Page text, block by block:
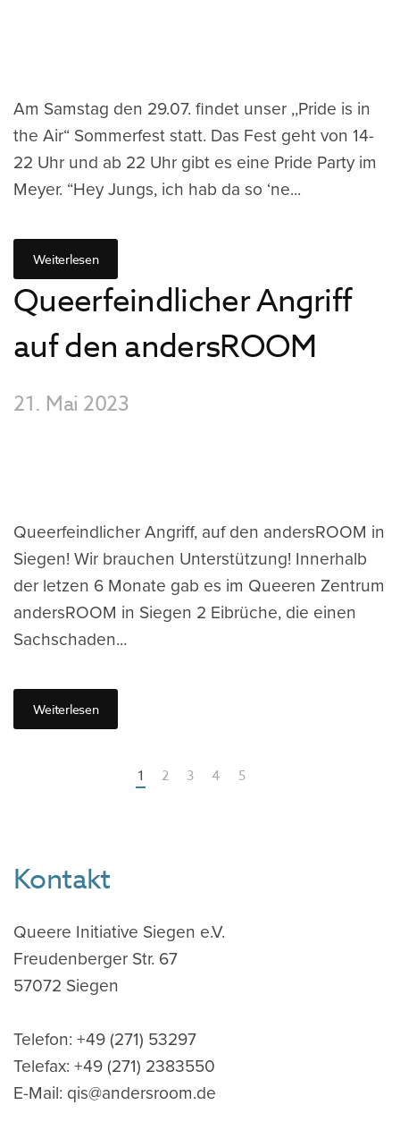
Am Samstag den 29.07. findet unser ,,Pride is in
the Air“ Sommerfest statt. Das Fest geht von 14-
22 Uhr und ab 22 Uhr gibt es eine Pride Party im
Meyer. “Hey Jungs, ich hab da so ‘ne...
Weiterlesen
Queerfeindlicher Angriff
auf den andersROOM
21. Mai 2023
Queerfeindlicher Angriff, auf den andersROOM in
Siegen! Wir brauchen Unterstützung! Innerhalb
der letzen 6 Monate gab es im Queeren Zentrum
andersROOM in Siegen 2 Eibrüche, die einen
Sachschaden...
Weiterlesen
1 2 3 4 5
Kontakt
Queere Initiative Siegen e.V.
Freudenberger Str. 67
57072 Siegen
Telefon: +49 (271) 53297
Telefax: +49 (271) 2383550
E-Mail: qis@andersroom.de